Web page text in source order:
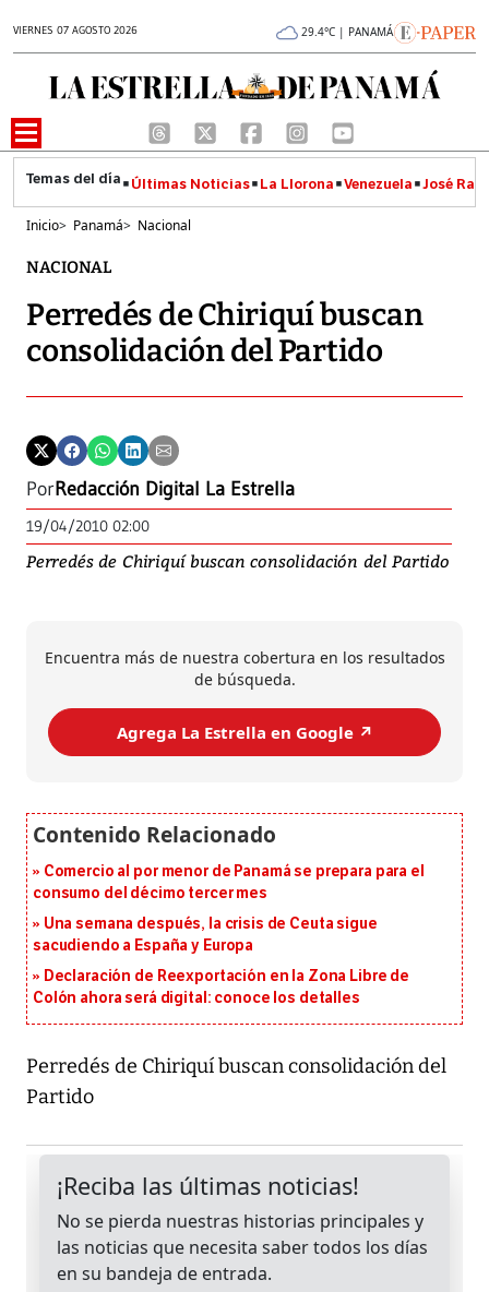
VIERNES 07 AGOSTO 2026 29.4°C | PANAMÁ
Últimas Noticias La Llorona Venezuela José
Inicio> Panamá> Nacional
NACIONAL
Perredés de Chiriquí buscan
consolidación del Partido
PorRedacción Digital La Estrella
19/04/2010 02:00
Perredés de Chiriquí buscan consolidación del Partido
Encuentra más de nuestra cobertura en los resultados
de búsqueda.
Agrega La Estrella en Google ↗️
Comercio al por menor de Panamá se prepara para el
consumo del décimo tercer mes
Una semana después, la crisis de Ceuta sigue
sacudiendo a España y Europa
Declaración de Reexportación en la Zona Libre de
Colón ahora será digital: conoce los detalles
Perredés de Chiriquí buscan consolidación del
Partido